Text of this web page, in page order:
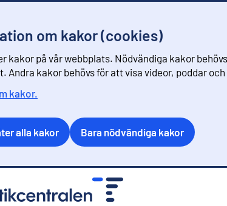
om kakor (cookies)
kakor på vår webbplats. Nödvändiga kakor
Andra kakor behövs för att visa videor, poddar
kakor.
alla kakor Bara nödvändiga kakor